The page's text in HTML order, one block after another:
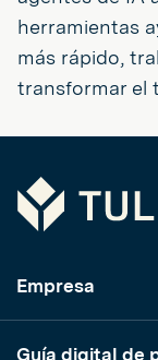
herramientas
más rápido,
transformar el
Tulip
Empresa
Guía digital de